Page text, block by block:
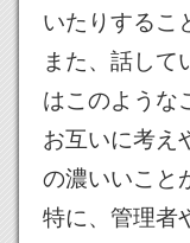
いたりするこ
また、話して
はこのような
お互いに考え
の濃いいこと
特に、管理者